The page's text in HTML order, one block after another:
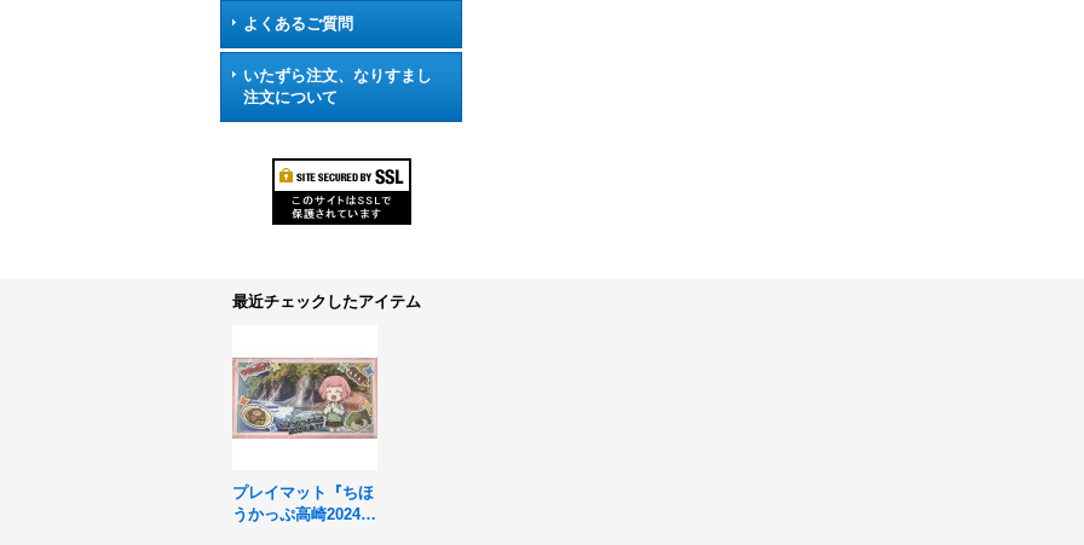
よくあるご質問
いたずら注文、なりすまし
注文について
最近チェックしたアイテム
プレイマット『ちほ
うかっぷ高崎2024.